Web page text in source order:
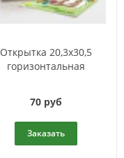
Открытка 20,3x30,5
горизонтальная
70 руб
Заказать